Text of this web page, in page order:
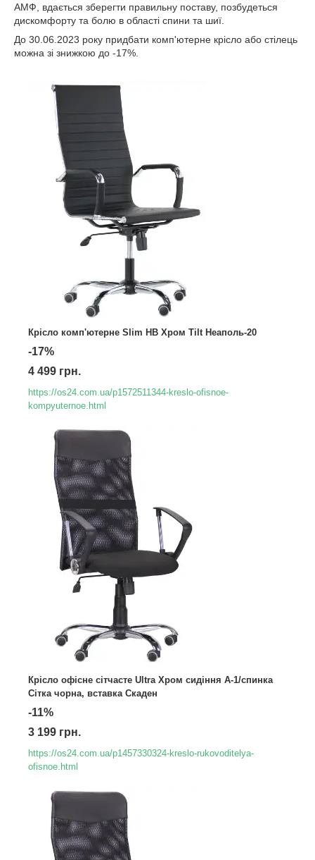
АМФ, вдається зберегти правильну поставу, позбудеться
дискомфорту та болю в області спини та шиї.
До 30.06.2023 року придбати комп'ютерне крісло або стілець
можна зі знижкою до -17%.
Крісло комп'ютерне Slim НB Хром Tilt Неаполь-20
-17%
4 499 грн.
https://os24.com.ua/p1572511344-kreslo-ofisnoe-
kompyuternoe.html
Крісло офісне сітчасте Ultra Хром сидіння А-1/спинка
Сітка чорна, вставка Скаден
-11%
3 199 грн.
https://os24.com.ua/p1457330324-kreslo-rukovoditelya-
ofisnoe.html